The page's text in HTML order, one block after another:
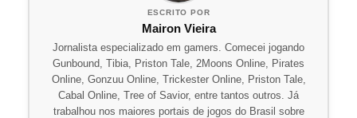
ESCRITO POR
Mairon Vieira
Jornalista especializado em gamers. Comecei jogando
Gunbound, Tibia, Priston Tale, 2Moons Online, Pirates
Online, Gonzuu Online, Trickester Online, Priston Tale,
Cabal Online, Tree of Savior, entre tantos outros. Já
trabalhou nos maiores portais de jogos do Brasil sobre